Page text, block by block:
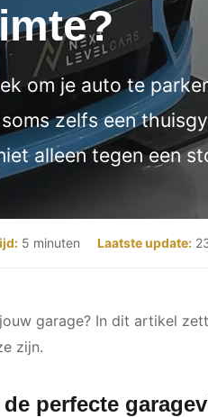
om je auto te
zelfs een
alleen tegen een
5 minuten Laatste update:
garage? In dit artikel
zijn.
perfecte